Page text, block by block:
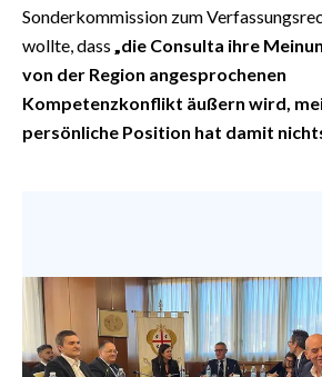
SPIAGGE
STORE
Sonderkommission zum
wollte, dass „die Consulta ihre
von der Region angesprochenen
Kompetenzkonflikt äußern wird,
persönliche Position hat damit